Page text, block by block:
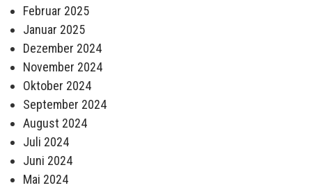
Februar 2025
Januar 2025
Dezember 2024
November 2024
Oktober 2024
September 2024
August 2024
Juli 2024
Juni 2024
Mai 2024